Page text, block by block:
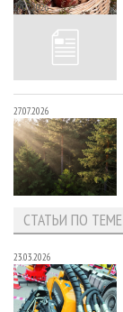
27.07.2026
27.07.2026
СТАТЬИ ПО ТЕМЕ
23.03.2026